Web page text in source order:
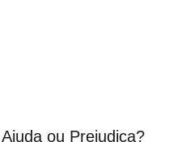
ou Prejudica?